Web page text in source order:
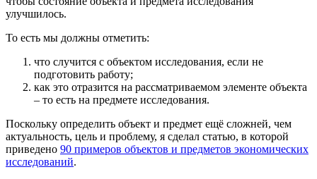
улучшилось.
То есть мы должны отметить:
что случится с объектом исследования, если не
подготовить работу;
как это отразится на рассматриваемом элементе объекта
– то есть на предмете исследования.
Поскольку определить объект и предмет ещё сложней, чем
актуальность, цель и проблему, я сделал статью, в которой
приведено 90 примеров объектов и предметов экономических
исследований.